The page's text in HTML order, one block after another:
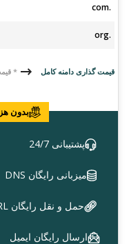
.com
.org
قیمت گذاری دامنه کامل *
بدون
پشتیبانی 24/7
میزبانی رایگان DNS
حمل و نقل رایگان URL
ارسال رایگان ایمیل